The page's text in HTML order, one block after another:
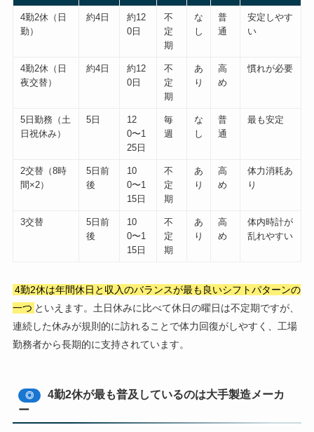
4勤2休（日
勤）
約4日
約12
0日
不
定
期
な
し
普
通
安定しやす
い
4勤2休（日
夜交替）
約4日
約12
0日
不
定
期
あ
り
高
め
慣れが必要
5日勤務（土
日祝休み）
5日
12
0〜1
25日
毎
週
な
し
普
通
最も安定
2交替（8時
間×2）
5日前
後
10
0〜1
15日
不
定
期
あ
り
高
め
体力消耗あ
り
3交替
5日前
後
10
0〜1
15日
不
定
期
あ
り
高
め
体内時計が
乱れやすい
4勤2休は年間休日と収入のバランスが最も良いシフトパターンの
一つ といえます。土日休みに比べて休日の曜日は不定期ですが、
連続した休みが規則的に訪れることで体力回復がしやすく、工場
勤務者から長期的に支持されています。
◎
4勤2休が最も普及しているのは大手製造メーカ
ー